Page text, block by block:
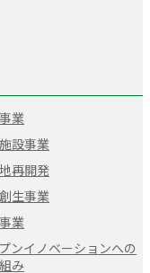
業
設事業
再開発
生事業
業
ンイノベーションへの
み